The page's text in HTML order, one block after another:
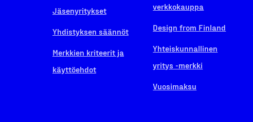
Jäsenyritykset
Yhdistyksen säännöt
Merkkien kriteerit ja
käyttöehdot
verkkokauppa
Design from Finland
Yhteiskunnallinen
yritys -merkki
Vuosimaksu